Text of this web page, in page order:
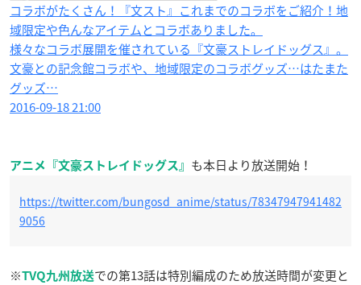
コラボがたくさん！『文スト』これまでのコラボをご紹介！地
域限定や色んなアイテムとコラボありました。
様々なコラボ展開を催されている『文豪ストレイドッグス』。
文豪との記念館コラボや、地域限定のコラボグッズ…はたまた
グッズ…
2016-09-18 21:00
アニメ『文豪ストレイドッグス』 も本日より放送開始！
https://twitter.com/bungosd_anime/status/78347947941482
9056
※TVQ九州放送での第13話は特別編成のため放送時間が変更と